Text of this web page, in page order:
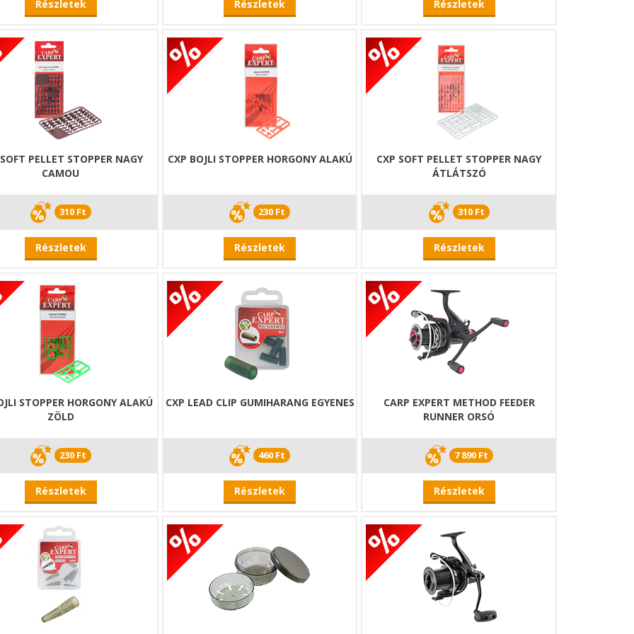
Részletek Részletek Részletek
PELLET STOPPER NAGY
CAMOU
310 Ft
Részletek
CXP BOJLI STOPPER HORGONY ALAKÚ
230 Ft
Részletek
CXP SOFT PELLET STOPPER NAGY
ÁTLÁTSZÓ
310 Ft
Részletek
STOPPER HORGONY ALAKÚ
ZÖLD
230 Ft
Részletek
CXP LEAD CLIP GUMIHARANG EGYENES
460 Ft
Részletek
CARP EXPERT METHOD FEEDER
RUNNER ORSÓ
7 890 Ft
Részletek